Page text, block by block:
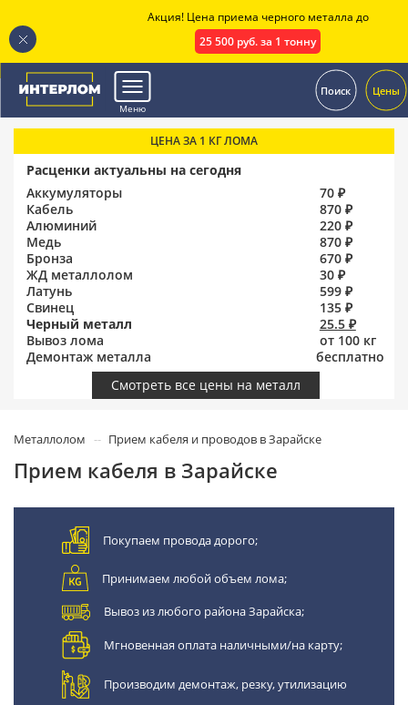
Меню
Поиск Цены
ЦЕНА ЗА 1 КГ ЛОМА
Расценки актуальны на сегодня
Аккумуляторы
70 ₽
Кабель
870 ₽
Алюминий
220 ₽
Медь
870 ₽
Бронза
670 ₽
ЖД металлолом
30 ₽
Латунь
599 ₽
Свинец
135 ₽
Черный металл
25.5 ₽
Вывоз лома
от 100 кг
Демонтаж металла
бесплатно
Смотреть все цены на металл
Металлолом Прием кабеля и проводов в Зарайске
Прием кабеля в Зарайске
Покупаем провода дорого;
Принимаем любой объем лома;
Вывоз из любого района Зарайска;
Мгновенная оплата наличными/на карту;
Производим демонтаж, резку, утилизацию
Акция! Цена приема черного металла до
25 500 руб. за 1 тонну
.